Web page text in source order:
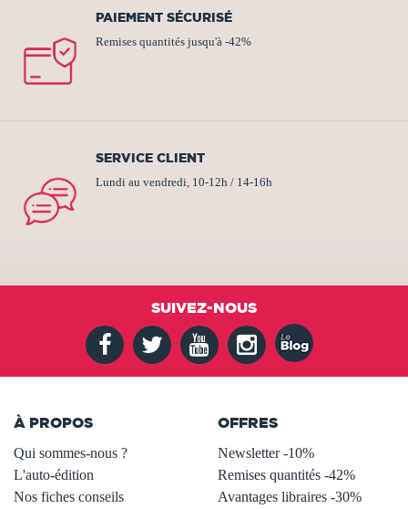
PAIEMENT SÉCURISÉ
Remises quantités jusqu'à -42%
SERVICE CLIENT
Lundi au vendredi, 10-12h / 14-16h
SUIVEZ-NOUS
À PROPOS
Qui sommes-nous ?
L'auto-édition
Nos fiches conseils
OFFRES
Newsletter -10%
Remises quantités -42%
Avantages libraires -30%